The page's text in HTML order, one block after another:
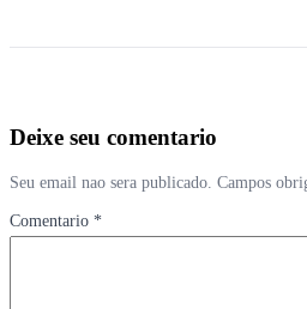
Deixe seu comentario
Seu email nao sera publicado. Campos
Comentario *